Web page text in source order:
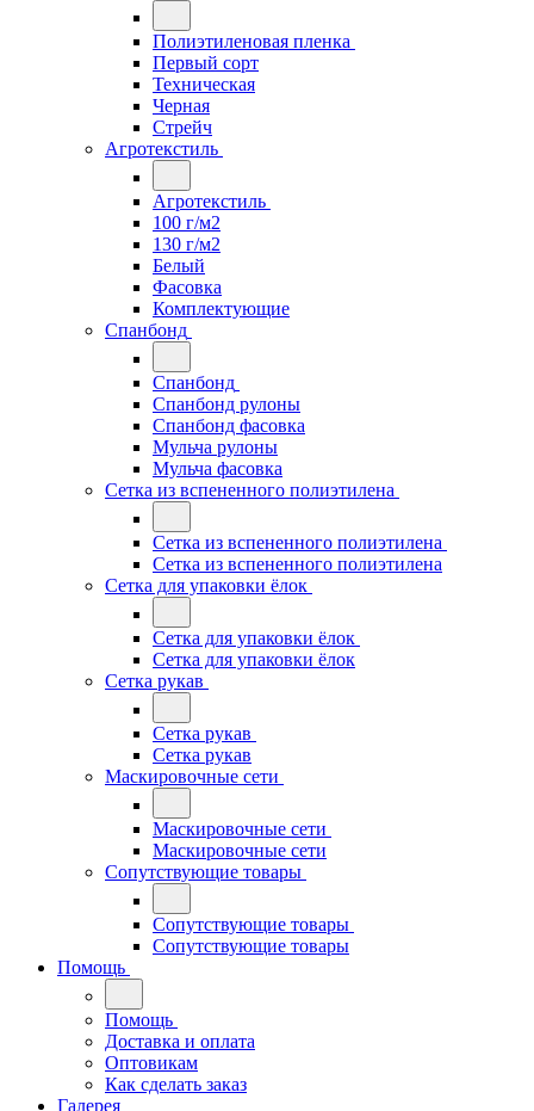
Полиэтиленовая пленка
Первый сорт
Техническая
Черная
Стрейч
Агротекстиль
Агротекстиль
100 г/м2
130 г/м2
Белый
Фасовка
Комплектующие
Спанбонд
Спанбонд
Спанбонд рулоны
Спанбонд фасовка
Мульча рулоны
Мульча фасовка
Сетка из вспененного полиэтилена
Сетка из вспененного полиэтилена
Сетка из вспененного полиэтилена
Сетка для упаковки ёлок
Сетка для упаковки ёлок
Сетка для упаковки ёлок
Сетка рукав
Сетка рукав
Сетка рукав
Маскировочные сети
Маскировочные сети
Маскировочные сети
Сопутствующие товары
Сопутствующие товары
Сопутствующие товары
Помощь
Помощь
Доставка и оплата
Оптовикам
Как сделать заказ
Галерея